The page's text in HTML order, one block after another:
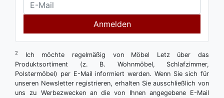
Anmelden
2
Ich möchte regelmäßig von Möbel Letz über das
Produktsortiment (z. B. Wohnmöbel, Schlafzimmer,
Polstermöbel) per E-Mail informiert werden. Wenn Sie sich für
unseren Newsletter registrieren, erhalten Sie ausschließlich von
uns zu Werbezwecken an die von Ihnen angegebene E-Mail